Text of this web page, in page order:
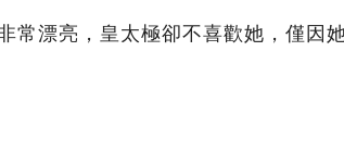
常漂亮，皇太極卻不喜歡她，僅因